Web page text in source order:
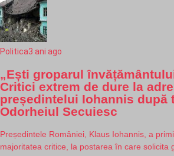
Politica3 ani ago
„Ești groparul
Critici extrem de dure la
președintelui Iohannis după
Odorheiul Secuiesc
Președintele României, Klaus Iohannis, a
majoritatea critice, la postarea în care solicita